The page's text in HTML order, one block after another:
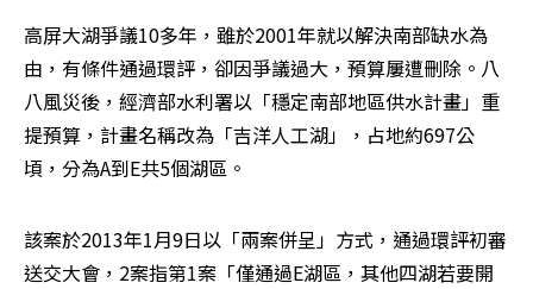
高屏大湖爭議10多年，雖於2001年就以解決南部缺水為
由，有條件通過環評，卻因爭議過大，預算屢遭刪除。八
八風災後，經濟部水利署以「穩定南部地區供水計畫」重
提預算，計畫名稱改為「吉洋人工湖」，占地約697公
頃，分為A到E共5個湖區。
該案於2013年1月9日以「兩案併呈」方式，通過環評初審
送交大會，2案指第1案「僅通過E湖區，其他四湖若要開